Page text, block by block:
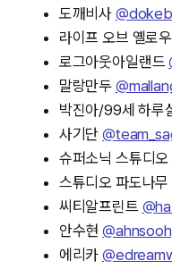
도깨비사
라이프 오브 옐로
로그아웃아일랜드
말랑만두
박진아/99세 하루
사기단
슈퍼소닉 스튜디오
스튜디오 파도나무
씨티알프린트
안수현
에리카